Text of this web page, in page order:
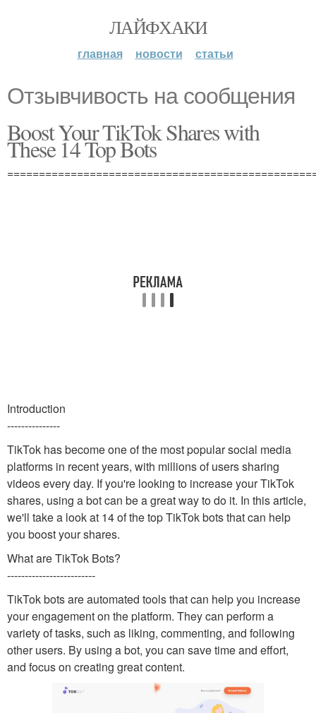
ЛАЙФХАКИ
главная новости статьи
Отзывчивость на сообщения
Boost Your TikTok Shares with
These 14 Top Bots
Introduction
---------------
TikTok has become one of the most popular social media
platforms in recent years, with millions of users sharing
videos every day. If you're looking to increase your TikTok
shares, using a bot can be a great way to do it. In this article,
we'll take a look at 14 of the top TikTok bots that can help
you boost your shares.
What are TikTok Bots?
-------------------------
TikTok bots are automated tools that can help you increase
your engagement on the platform. They can perform a
variety of tasks, such as liking, commenting, and following
other users. By using a bot, you can save time and effort,
and focus on creating great content.